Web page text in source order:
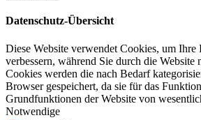
Datenschutz-Übersicht
Diese Website verwendet Cookies, um Ihre
verbessern, während Sie durch die Website
Cookies werden die nach Bedarf
Browser gespeichert, da sie für das
Grundfunktionen der Website von
Notwendige